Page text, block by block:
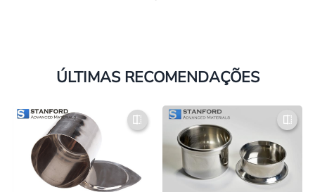
ÚLTIMAS RECOMENDAÇÕES